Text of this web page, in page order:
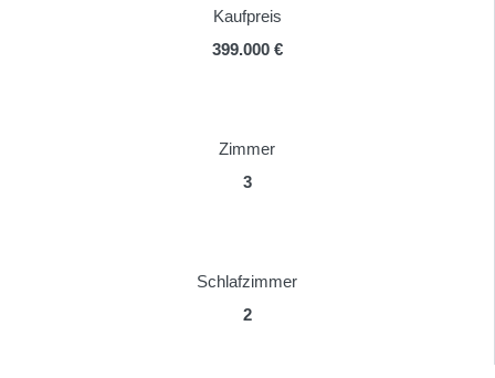
Kaufpreis
399.000 €
Zimmer
3
Schlafzimmer
2